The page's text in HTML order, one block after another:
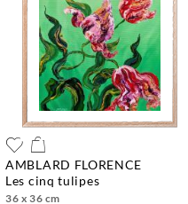
AMBLARD FLORENCE
les cinq tulipes
36 x 36 cm